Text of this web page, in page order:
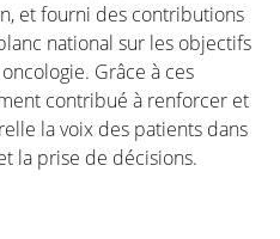
et fourni des contributions
national sur les objectifs
Grâce à ces
contribué à renforcer et
la voix des patients dans
la prise de décisions.